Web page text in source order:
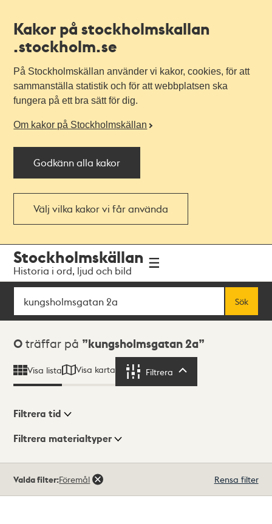
Kakor på stockholmskallan
.stockholm.se
På Stockholmskällan använder vi kakor, cookies, för att
sammanställa statistik och för att webbplatsen ska
fungera på ett bra sätt för dig.
Om kakor på Stockholmskällan
Godkänn alla kakor
Välj vilka kakor vi får använda
navigationen
huvudinnehållet
Stockholmskällan
Historia i ord, ljud och bild
Sök
Sök
Sökresultat
0 träffar på kungsholmsgatan 2a
Visa lista Visa karta Filtrera
Visningsläge
Filtrera tid
Filtrera materialtyper
träffar
Valda filter:Föremål Rensa filter